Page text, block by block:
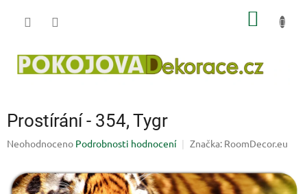
Prostírání - 354, Tygr
Průměrné
produktu
je
Neohodnoceno Podrobnosti hodnocení Značka: RoomDecor.eu